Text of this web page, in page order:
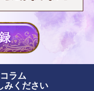
ラム
みください